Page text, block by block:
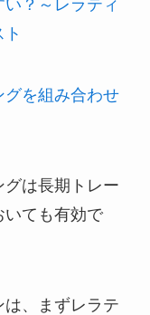
？～レラティ
グを組み合わせ
は長期トレー
いても有効で
、まずレラテ